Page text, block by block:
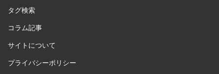
タグ検索
コラム記事
サイトについて
プライバシーポリシー